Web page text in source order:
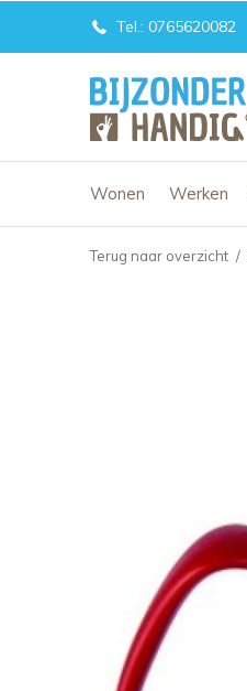
Wonen Werken
Tel.: 0765620082
Terug naar overzicht